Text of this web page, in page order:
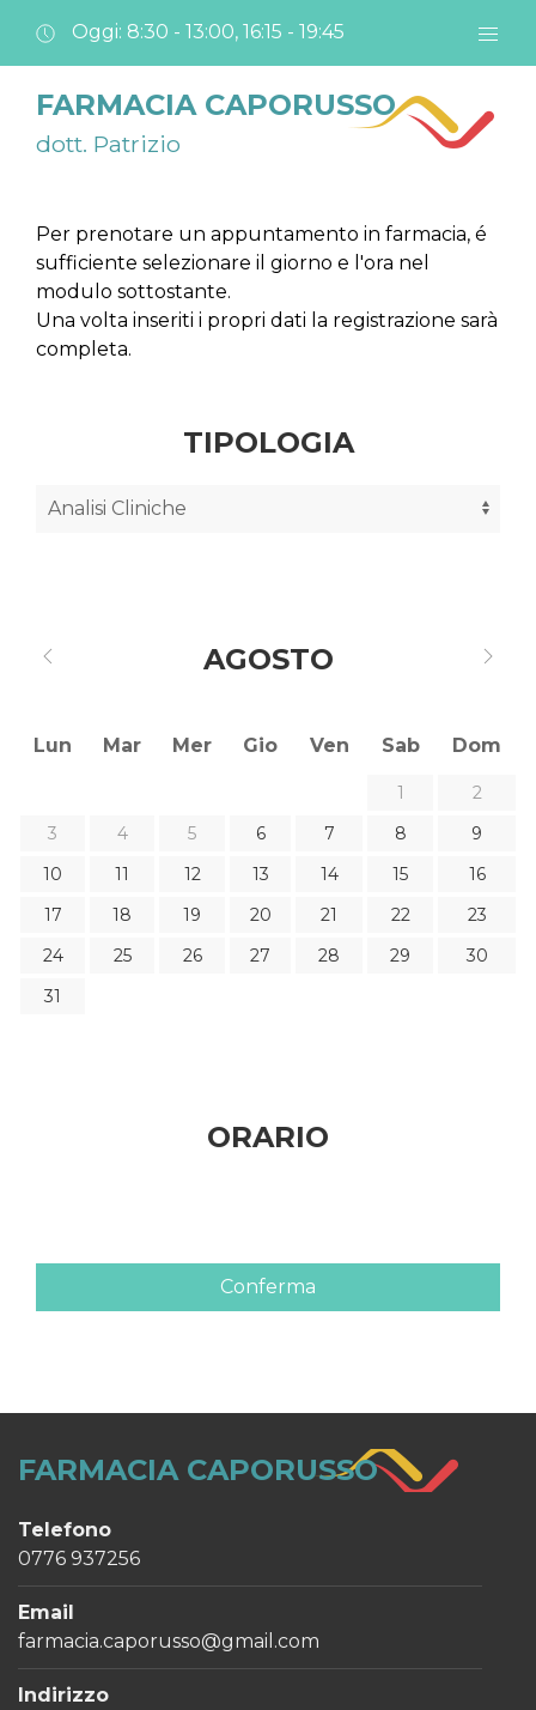
Oggi: 8:30 - 13:00, 16:15 - 19:45
FARMACIA CAPORUSSO
dott. Patrizio
Per prenotare un appuntamento in farmacia, é
sufficiente selezionare il giorno e l'ora nel
modulo sottostante.
Una volta inseriti i propri dati la registrazione sarà
completa.
TIPOLOGIA
AGOSTO
Lun Mar Mer Gio Ven Sab Dom
1
2
3
4 5 6 7 8
9
10
11 12 13 14 15
16
17
18 19 20 21 22
23
24
25 26 27 28 29
30
31
ORARIO
Conferma
FARMACIA CAPORUSSO
Telefono
0776 937256
Email
farmacia.caporusso@gmail.com
Indirizzo